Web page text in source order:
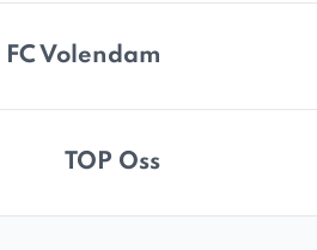
FC Volendam
TOP Oss